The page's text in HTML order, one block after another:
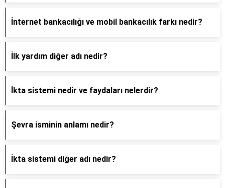
İnternet bankacılığı ve mobil bankacılık farkı nedir?
İlk yardım diğer adı nedir?
İkta sistemi nedir ve faydaları nelerdir?
Şevra isminin anlamı nedir?
İkta sistemi diğer adı nedir?